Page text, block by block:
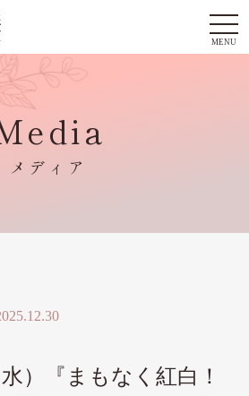
MENU
メディア
水）『まもなく紅白！